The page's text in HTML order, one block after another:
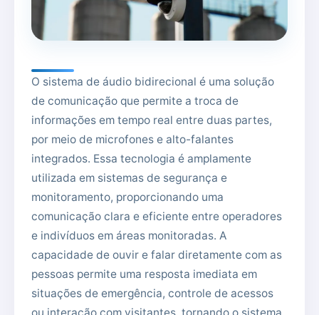
O sistema de áudio bidirecional é uma solução
de comunicação que permite a troca de
informações em tempo real entre duas partes,
por meio de microfones e alto-falantes
integrados. Essa tecnologia é amplamente
utilizada em sistemas de segurança e
monitoramento, proporcionando uma
comunicação clara e eficiente entre operadores
e indivíduos em áreas monitoradas. A
capacidade de ouvir e falar diretamente com as
pessoas permite uma resposta imediata em
situações de emergência, controle de acessos